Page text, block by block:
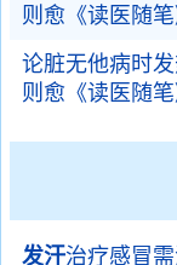
则愈《读医随笔
论脏无他病时
则愈《读医随笔
发汗治疗感冒